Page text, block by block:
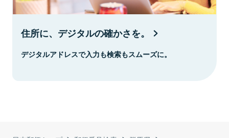
住所に、デジタルの確かさを。
デジタルアドレスで入力も検索もスムーズに。